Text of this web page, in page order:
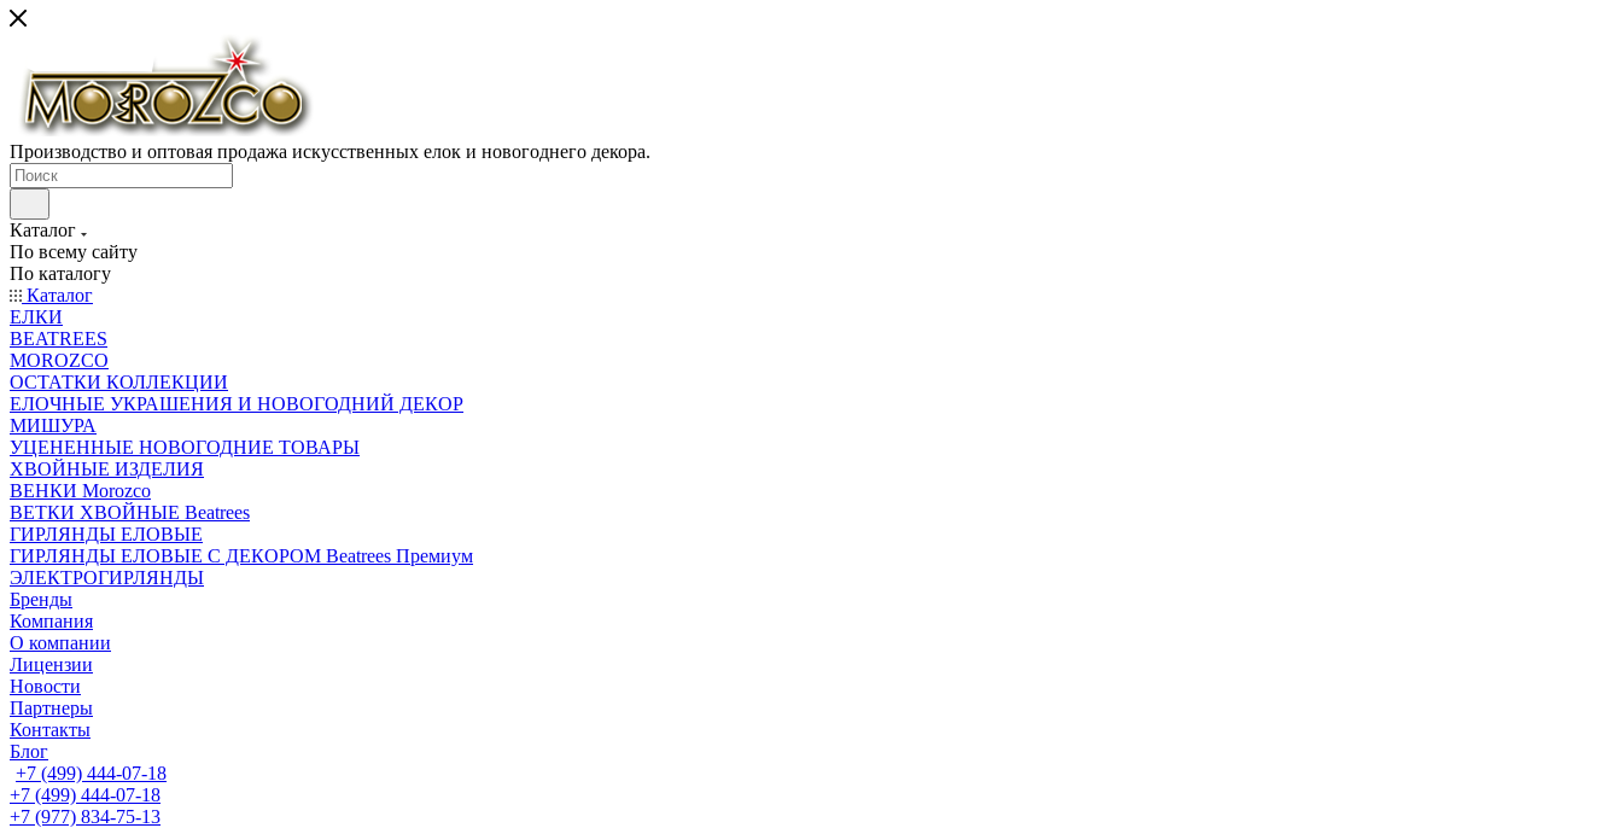
Производство и оптовая продажа искусственных елок и новогоднего декора.
Каталог
По всему сайту
По каталогу
Каталог
ЕЛКИ
BEATREES
MOROZCO
ОСТАТКИ КОЛЛЕКЦИИ
ЕЛОЧНЫЕ УКРАШЕНИЯ И НОВОГОДНИЙ ДЕКОР
МИШУРА
УЦЕНЕННЫЕ НОВОГОДНИЕ ТОВАРЫ
ХВОЙНЫЕ ИЗДЕЛИЯ
ВЕНКИ Morozco
ВЕТКИ ХВОЙНЫЕ Beatrees
ГИРЛЯНДЫ ЕЛОВЫЕ
ГИРЛЯНДЫ ЕЛОВЫЕ С ДЕКОРОМ Beatrees Премиум
ЭЛЕКТРОГИРЛЯНДЫ
Бренды
Компания
О компании
Лицензии
Новости
Партнеры
Контакты
Блог
+7 (499) 444-07-18
+7 (499) 444-07-18
+7 (977) 834-75-13